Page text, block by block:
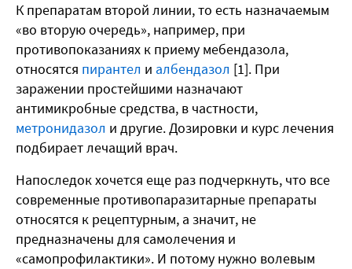
К препаратам второй линии, то есть назначаемым
«во вторую очередь», например, при
противопоказаниях к приему мебендазола,
относятся пирантел и албендазол [1]. При
заражении простейшими назначают
антимикробные средства, в частности,
метронидазол и другие. Дозировки и курс лечения
подбирает лечащий врач.
Напоследок хочется еще раз подчеркнуть, что все
современные противопаразитарные препараты
относятся к рецептурным, а значит, не
предназначены для самолечения и
«самопрофилактики». И потому нужно волевым